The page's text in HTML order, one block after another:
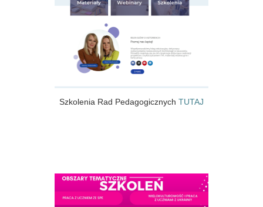
Szkolenia Rad Pedagogicznych TUTAJ